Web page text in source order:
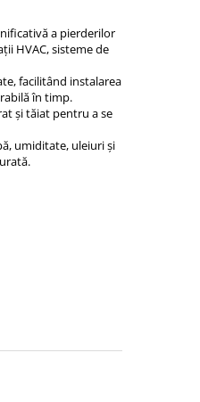
a pierderilor
HVAC, sisteme de
facilitând instalarea
în timp.
și tăiat pentru a se
umiditate, uleiuri și